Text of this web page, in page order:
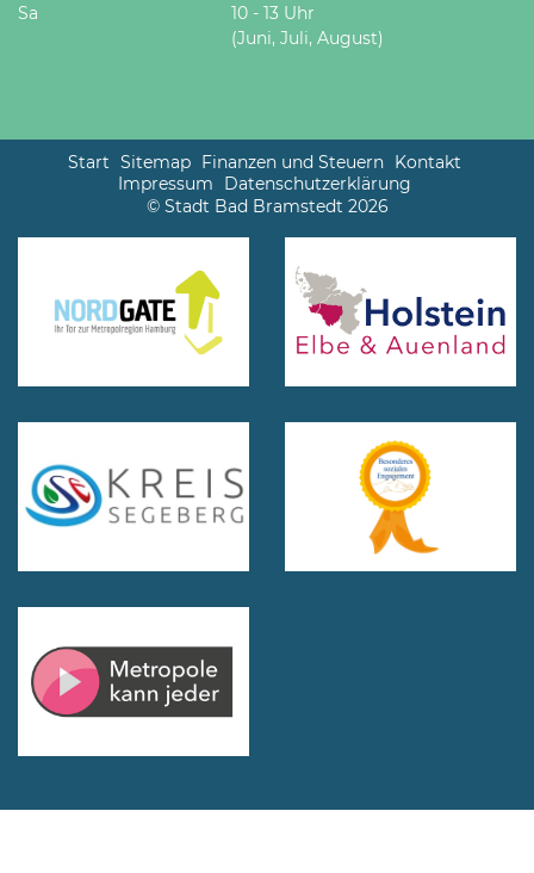
Sa
10 - 13 Uhr
(Juni, Juli, August)
Start Sitemap Finanzen und Steuern Kontakt
Impressum
Datenschutzerklärung
© Stadt Bad Bramstedt 2026